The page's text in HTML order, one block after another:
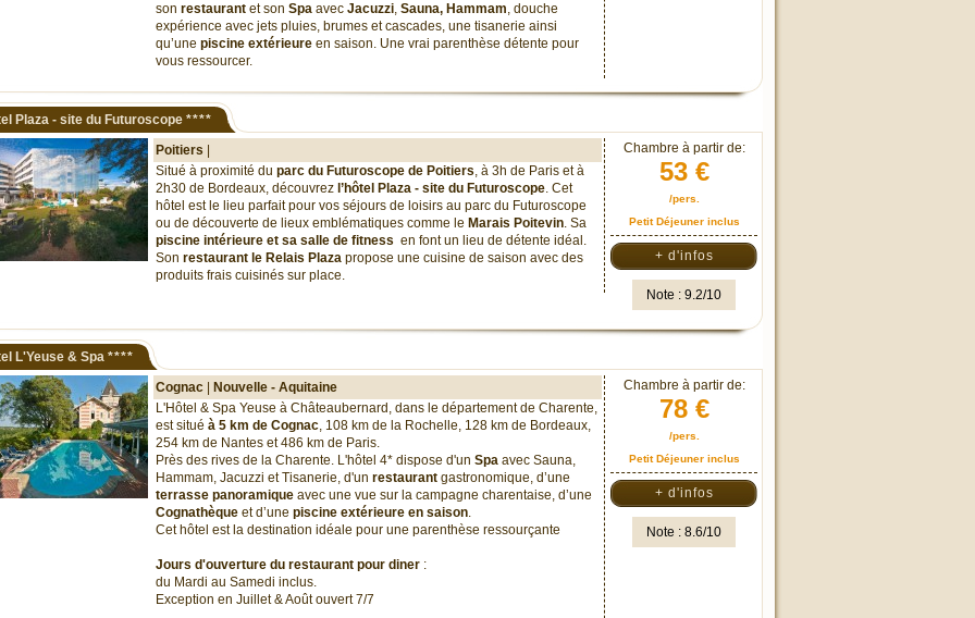
son restaurant et son Spa avec Jacuzzi, Sauna, Hammam, douche
expérience avec jets pluies, brumes et cascades, une tisanerie ainsi
qu’une piscine extérieure en saison. Une vrai parenthèse détente pour
vous ressourcer.
Plaza - site du Futuroscope ****
Poitiers
Situé à proximité du parc du Futuroscope de Poitiers, à 3h de Paris et à
2h30 de Bordeaux, découvrez l’hôtel Plaza - site du Futuroscope. Cet
hôtel est le lieu parfait pour vos séjours de loisirs au parc du Futuroscope
ou de découverte de lieux emblématiques comme le Marais Poitevin. Sa
piscine intérieure et sa salle de fitness en font un lieu de détente idéal.
Son restaurant le Relais Plaza propose une cuisine de saison avec des
produits frais cuisinés sur place.
Chambre à partir de:
53 €
/pers.
Petit Déjeuner inclus
+ d'infos
Note : 9.2/10
L'Yeuse & Spa ****
Cognac
Nouvelle - Aquitaine
L'Hôtel & Spa Yeuse à Châteaubernard, dans le département de Charente,
est situé à 5 km de Cognac, 108 km de la Rochelle, 128 km de Bordeaux,
254 km de Nantes et 486 km de Paris.
Près des rives de la Charente. L'hôtel 4* dispose d'un Spa avec Sauna,
Hammam, Jacuzzi et Tisanerie, d'un restaurant gastronomique, d’une
terrasse panoramique avec une vue sur la campagne charentaise, d’une
Cognathèque et d’une piscine extérieure en saison.
Cet hôtel est la destination idéale pour une parenthèse ressourçante
Jours d'ouverture du restaurant pour diner :
du Mardi au Samedi inclus.
Exception en Juillet & Août ouvert 7/7
Chambre à partir de:
78 €
/pers.
Petit Déjeuner inclus
+ d'infos
Note : 8.6/10